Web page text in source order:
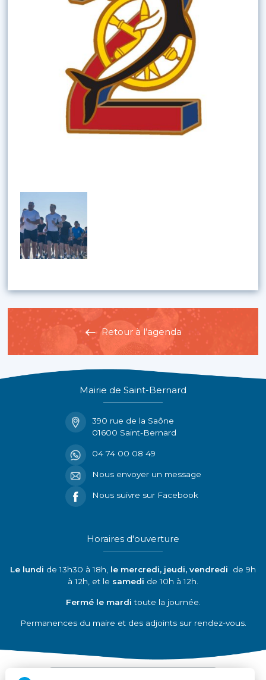
Retour à l’agenda
Mairie de Saint-Bernard
390 rue de la Saône
01600 Saint-Bernard
04 74 00 08 49
Nous envoyer un message
Nous suivre sur Facebook
Horaires d'ouverture
Le lundi de 13h30 à 18h, le mercredi, jeudi, vendredi de 9h
à 12h, et le samedi de 10h à 12h.
Fermé le marditoute la journée.
Permanences du maire et des adjoints sur rendez-vous.